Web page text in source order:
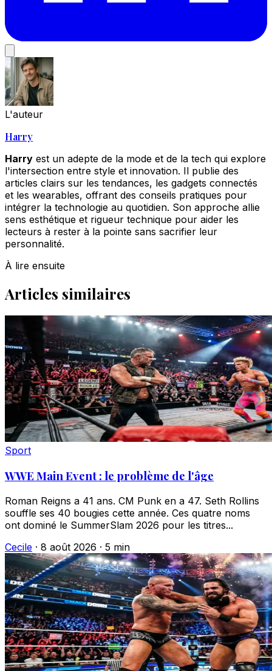
L'auteur
Harry
Harry est un adepte de la mode et de la tech qui explore
l'intersection entre style et innovation. Il publie des
articles clairs sur les tendances, les gadgets connectés
et les wearables, offrant des conseils pratiques pour
intégrer la technologie au quotidien. Son approche allie
sens esthétique et rigueur technique pour aider les
lecteurs à rester à la pointe sans sacrifier leur
personnalité.
À lire ensuite
Articles similaires
Sport
WWE Main Event : le problème de l'âge
Roman Reigns a 41 ans. CM Punk en a 47. Seth Rollins
souffle ses 40 bougies cette année. Ces quatre noms
ont dominé le SummerSlam 2026 pour les titres...
Cecile · 8 août 2026 · 5 min